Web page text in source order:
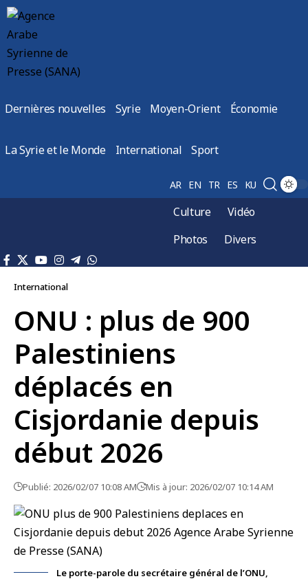
Dernières nouvelles Syrie Moyen-Orient Économie
La Syrie et le Monde International Sport
AR EN TR ES KU
Culture
Vidéo
Photos
Divers
International
ONU : plus de 900
Palestiniens
déplacés en
Cisjordanie depuis
début 2026
Publié: 2026/02/07 10:08 AM Mis à jour: 2026/02/07 10:14 AM
Le porte-parole du secrétaire général de l’ONU,